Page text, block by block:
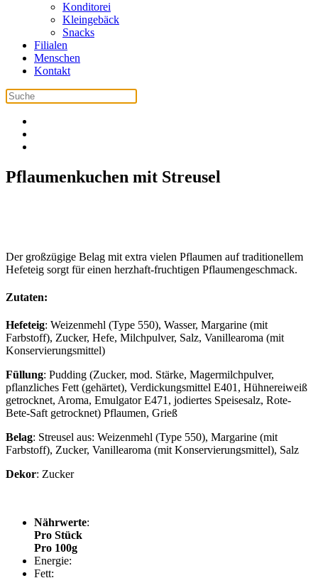
Konditorei
Kleingebäck
Snacks
Filialen
Menschen
Kontakt
Pflaumenkuchen mit Streusel
Der großzügige Belag mit extra vielen Pflaumen auf traditionellem
Hefeteig sorgt für einen herzhaft-fruchtigen Pflaumengeschmack.
Zutaten:
Hefeteig: Weizenmehl (Type 550), Wasser, Margarine (mit
Farbstoff), Zucker, Hefe, Milchpulver, Salz, Vanillearoma (mit
Konservierungsmittel)
Füllung: Pudding (Zucker, mod. Stärke, Magermilchpulver,
pflanzliches Fett (gehärtet), Verdickungsmittel E401, Hühnereiweiß
getrocknet, Aroma, Emulgator E471, jodiertes Speisesalz, Rote-
Bete-Saft getrocknet) Pflaumen, Grieß
Belag: Streusel aus: Weizenmehl (Type 550), Margarine (mit
Farbstoff), Zucker, Vanillearoma (mit Konservierungsmittel), Salz
Dekor: Zucker
Nährwerte:
Pro Stück
Pro 100g
Energie:
Fett: